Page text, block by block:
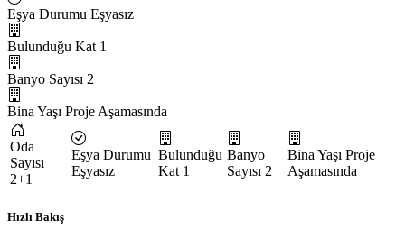
Eşya Durumu Eşyasız
Bulunduğu Kat 1
Banyo Sayısı 2
Bina Yaşı Proje Aşamasında
Oda
Sayısı
2+1
Eşya Durumu
Eşyasız
Bulunduğu
Kat 1
Banyo
Sayısı 2
Bina Yaşı Proje
Aşamasında
Hızlı Bakış